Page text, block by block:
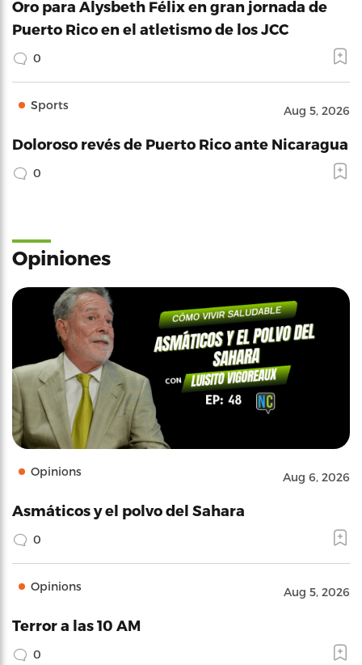
Oro para Alysbeth Félix en gran jornada de
Puerto Rico en el atletismo de los JCC
0
Sports Aug 5, 2026
Doloroso revés de Puerto Rico ante Nicaragua
0
Opiniones
Opinions Aug 6, 2026
Asmáticos y el polvo del Sahara
0
Opinions Aug 5, 2026
Terror a las 10 AM
0